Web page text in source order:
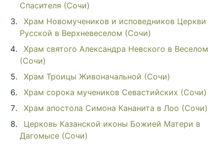
Спасителя (Сочи)
Храм Новомучеников и исповедников Церкви
Русской в Верхневеселом (Сочи)
Храм святого Александра Невского в Веселом
(Сочи)
Храм Троицы Живоначальной (Сочи)
Храм сорока мучеников Севастийских (Сочи)
Храм апостола Симона Кананита в Лоо (Сочи)
Церковь Казанской иконы Божией Матери в
Дагомысе (Сочи)